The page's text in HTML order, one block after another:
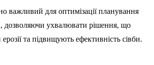
важливий для оптимізації планування
дозволяючи ухвалювати рішення, що
та підвищують ефективність сівби.